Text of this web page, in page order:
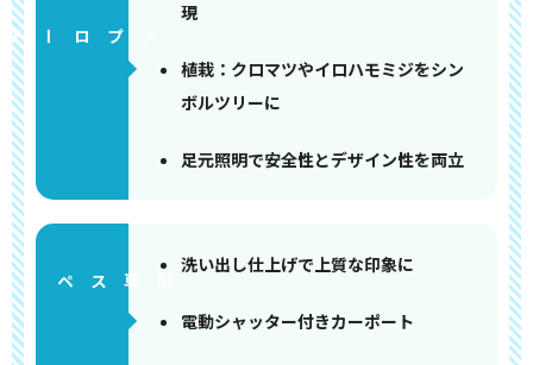
アプローチ
現
植栽：クロマツやイロハモミジをシン
ボルツリーに
足元照明で安全性とデザイン性を両立
洗い出し仕上げで上質な印象に
電動シャッター付きカーポート